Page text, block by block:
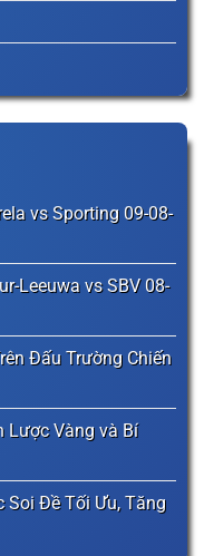
vs Sporting 09-08-
Leeuwa vs SBV 08-
Đấu Trường Chiến
Lược Vàng và Bí
Soi Đề Tối Ưu, Tăng